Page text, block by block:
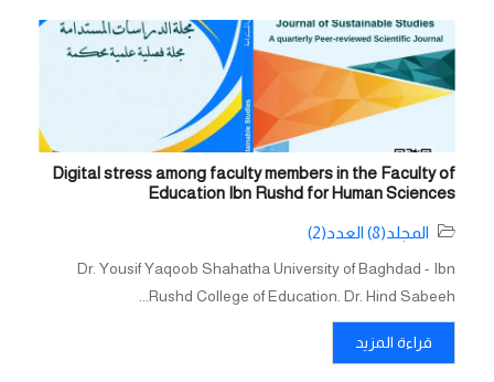
Digital stress among faculty members in the Faculty of
Education Ibn Rushd for Human Sciences
المجلد(8) العدد(2)
Dr. Yousif Yaqoob Shahatha University of Baghdad - Ibn
Rushd College of Education. Dr. Hind Sabeeh...
قراءة المزيد